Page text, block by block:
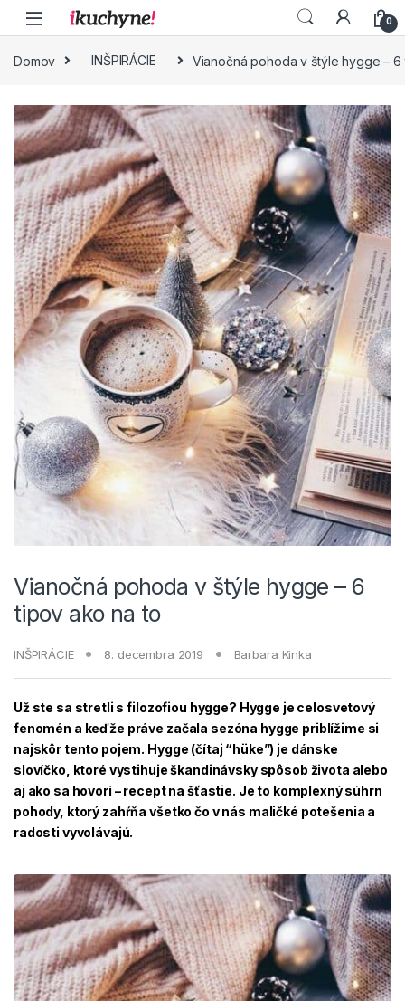
Skip to navigation
Skip to content
0
Domov INŠPIRÁCIE Vianočná pohoda v štýle hygge –
Vianočná pohoda v štýle hygge – 6
tipov ako na to
INŠPIRÁCIE 8. decembra 2019 Barbara Kinka
Už ste sa stretli s filozofiou hygge? Hygge je celosvetový
fenomén a keďže práve začala sezóna hygge priblížime si
najskôr tento pojem. Hygge (čítaj “hüke”) je dánske
slovíčko, ktoré vystihuje škandinávsky spôsob života alebo
aj ako sa hovorí – recept na šťastie. Je to komplexný súhrn
pohody, ktorý zahŕňa všetko čo v nás maličké potešenia a
radosti vyvolávajú.